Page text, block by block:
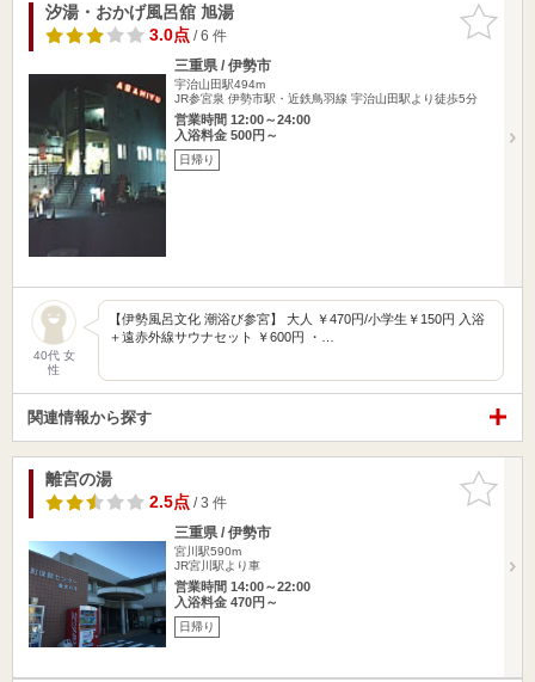
お気に入
りに追加
汐湯・おかげ風呂舘 旭湯
3.0点/ 6 件
三重県 / 伊勢市
宇治山田駅494m
JR参宮泉 伊勢市駅・近鉄鳥羽線 宇治山田駅より徒歩5分
営業時間 12:00～24:00
入浴料金 500円～
日帰り
40代 女
性
【伊勢風呂文化 潮浴び参宮】 大人 ￥470円/小学生￥150円 入浴
＋遠赤外線サウナセット ￥600円 ・…
関連情報から探す
お気に入
りに追加
離宮の湯
2.5点/ 3 件
三重県 / 伊勢市
宮川駅590m
JR宮川駅より車
営業時間 14:00～22:00
入浴料金 470円～
日帰り